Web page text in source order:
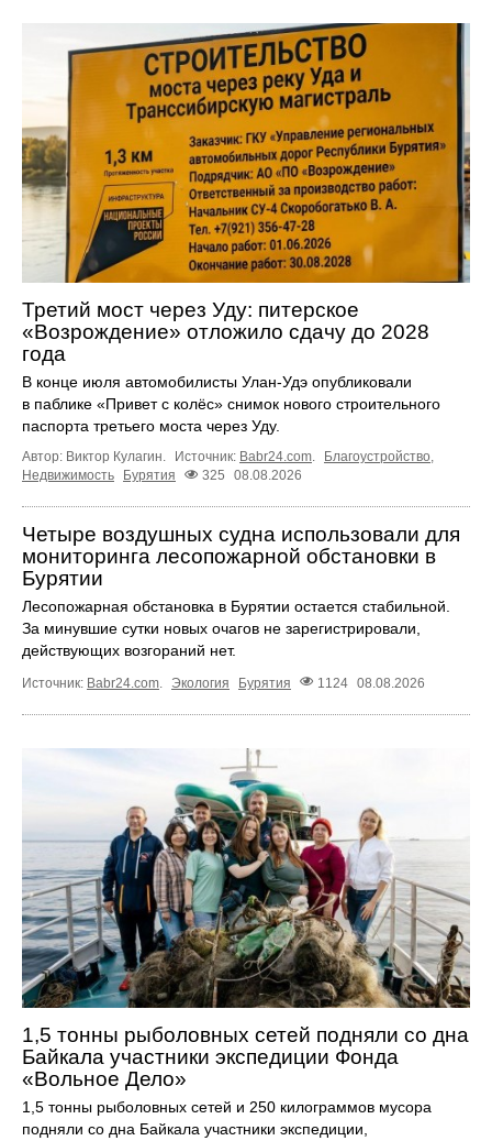
Третий мост через Уду: питерское
«Возрождение» отложило сдачу до 2028
года
В конце июля автомобилисты Улан-Удэ опубликовали
в паблике «Привет с колёс» снимок нового строительного
паспорта третьего моста через Уду.
Автор: Виктор Кулагин. Источник: Babr24.com. Благоустройство,
Недвижимость
Бурятия 325 08.08.2026
Четыре воздушных судна использовали для
мониторинга лесопожарной обстановки в
Бурятии
Лесопожарная обстановка в Бурятии остается стабильной.
За минувшие сутки новых очагов не зарегистрировали,
действующих возгораний нет.
Источник: Babr24.com Экология Бурятия 1124 08.08.2026
1,5 тонны рыболовных сетей подняли со дна
Байкала участники экспедиции Фонда
«Вольное Дело»
1,5 тонны рыболовных сетей и 250 килограммов мусора
подняли со дна Байкала участники экспедиции,